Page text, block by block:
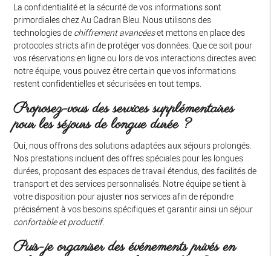
La confidentialité et la sécurité de vos informations sont
primordiales chez Au Cadran Bleu. Nous utilisons des
technologies de chiffrement avancéeset mettons en place des
protocoles stricts afin de protéger vos données. Que ce soit pour
vos réservations en ligne ou lors de vos interactions directes avec
notre équipe, vous pouvez être certain que vos informations
restent confidentielles et sécurisées en tout temps.
Proposez-vous des services supplémentaires
pour les séjours de longue durée ?
Oui, nous offrons des solutions adaptées aux séjours prolongés.
Nos prestations incluent des offres spéciales pour les longues
durées, proposant des espaces de travail étendus, des facilités de
transport et des services personnalisés. Notre équipe se tient à
votre disposition pour ajuster nos services afin de répondre
précisément à vos besoins spécifiques et garantir ainsi un séjour
confortable et productif.
Puis-je organiser des événements privés en